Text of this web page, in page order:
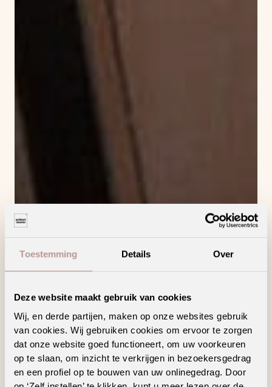
Toestemming Details Over
Deze website maakt gebruik van cookies
Wij, en derde partijen, maken op onze websites gebruik
van cookies. Wij gebruiken cookies om ervoor te zorgen
dat onze website goed functioneert, om uw voorkeuren
op te slaan, om inzicht te verkrijgen in bezoekersgedrag
en een profiel op te bouwen van uw onlinegedrag. Door